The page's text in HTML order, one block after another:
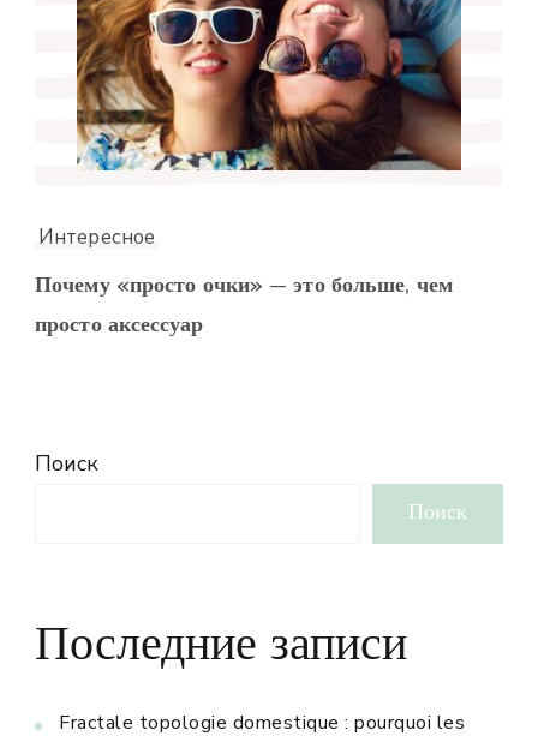
Интересное
Почему «просто очки» — это больше, чем
просто аксессуар
Поиск
Поиск
Последние записи
Fractale topologie domestique : pourquoi les